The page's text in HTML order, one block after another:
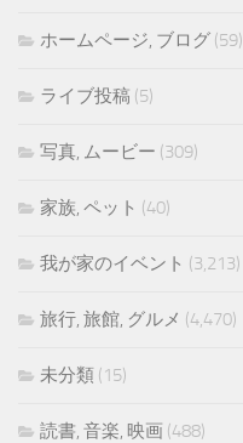
ホームページ, ブログ (59)
ライブ投稿 (5)
写真, ムービー (309)
家族, ペット (40)
我が家のイベント (3,213)
旅行, 旅館, グルメ (4,470)
未分類 (15)
読書, 音楽, 映画 (488)